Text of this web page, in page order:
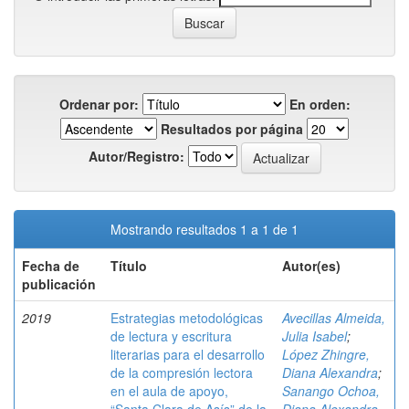
Ordenar por:
En orden:
Resultados por página
Autor/Registro:
Mostrando resultados 1 a 1 de 1
Fecha de
publicación
Título Autor(es)
2019
Estrategias metodológicas
de lectura y escritura
literarias para el desarrollo
de la compresión lectora
en el aula de apoyo,
Avecillas Almeida,
Julia Isabel;
López Zhingre,
Diana Alexandra;
Sanango Ochoa,